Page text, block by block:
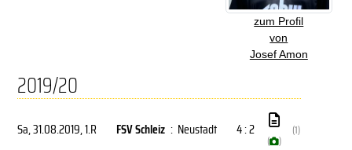
zum Profil
von
Josef Amon
2019/20
Sa, 31.08.2019, 1.R FSV Schleiz : Neustadt 4 : 2
( )
(1)